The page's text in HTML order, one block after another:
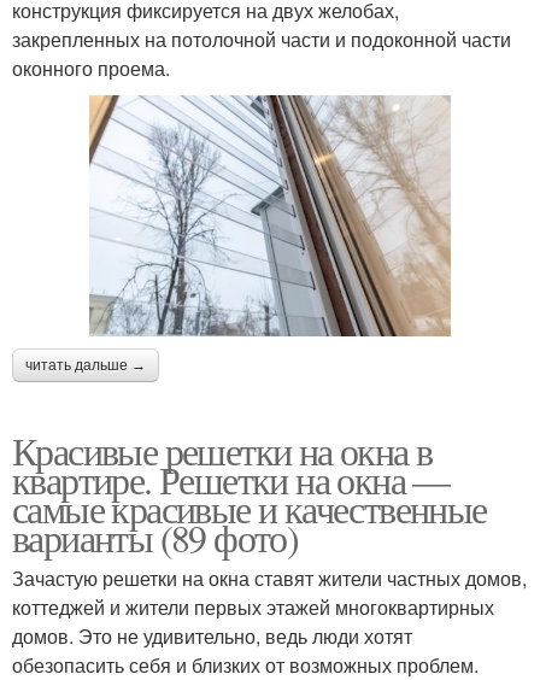
конструкция фиксируется на двух желобах,
закрепленных на потолочной части и подоконной части
оконного проема.
читать дальше →
Красивые решетки на окна в
квартире. Решетки на окна —
самые красивые и качественные
варианты (89 фото)
Зачастую решетки на окна ставят жители частных домов,
коттеджей и жители первых этажей многоквартирных
домов. Это не удивительно, ведь люди хотят
обезопасить себя и близких от возможных проблем.